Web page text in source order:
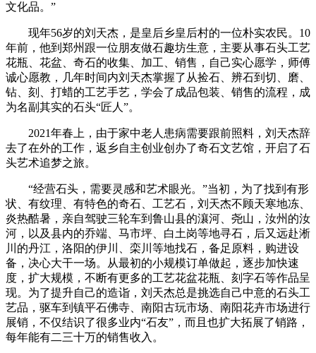
文化品。”
现年56岁的刘天杰，是皇后乡皇后村的一位朴实农民。10
年前，他到郑州跟一位朋友做石趣坊生意，主要从事石头工艺
花瓶、花盆、奇石的收集、加工、销售，自己实心愿学，师傅
诚心愿教，几年时间内刘天杰掌握了从捡石、辨石到切、磨、
钻、刻、打蜡的工艺手艺，学会了成品包装、销售的流程，成
为名副其实的石头“匠人”。
2021年春上，由于家中老人患病需要跟前照料，刘天杰辞
去了在外的工作，返乡自主创业创办了奇石文艺馆，开启了石
头艺术追梦之旅。
“经营石头，需要灵感和艺术眼光。”当初，为了找到有形
状、有纹理、有特色的奇石、工艺石，刘天杰不顾天寒地冻、
炎热酷暑，亲自驾驶三轮车到鲁山县的瀼河、尧山，汝州的汝
河，以及县内的乔端、马市坪、白土岗等地寻石，后又远赴淅
川的丹江，洛阳的伊川、栾川等地找石，备足原料，购进设
备，决心大干一场。从最初的小规模订单做起，逐步加快速
度，扩大规模，不断有更多的工艺花盆花瓶、刻字石等作品呈
现。为了提升自己的造诣，刘天杰总是挑选自己中意的石头工
艺品，驱车到镇平石佛寺、南阳古玩市场、南阳花卉市场进行
展销，不仅结识了很多业内“石友”，而且也扩大拓展了销路，
每年能有二三十万的销售收入。